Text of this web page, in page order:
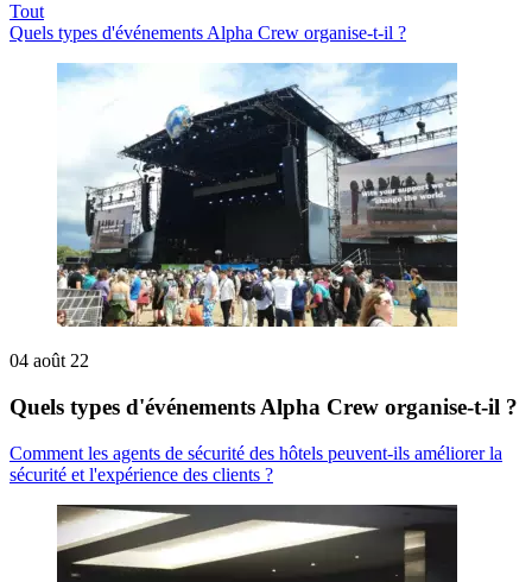
Tout
Quels types d'événements Alpha Crew organise-t-il ?
04 août 22
Quels types d'événements Alpha Crew organise-t-il ?
Comment les agents de sécurité des hôtels peuvent-ils améliorer la
sécurité et l'expérience des clients ?